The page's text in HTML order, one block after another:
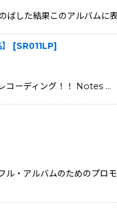
した結果このアルバムに
[SR011LP]
コーディング！！ Notes …
ル・アルバムのためのプ